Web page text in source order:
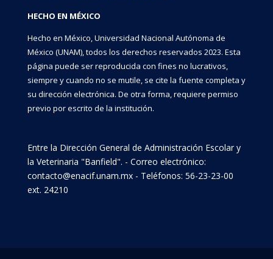
HECHO EN MÉXICO
Hecho en México, Universidad Nacional Autónoma de
México (UNAM), todos los derechos reservados 2023. Esta
página puede ser reproducida con fines no lucrativos,
siempre y cuando no se mutile, se cite la fuente completa y
su dirección electrónica. De otra forma, requiere permiso
previo por escrito de la institución.
Entre la Dirección General de Administración Escolar y
la Veterinaria "Banfield". - Correo electrónico:
contacto@enacif.unam.mx - Teléfonos: 56-23-23-00
ext. 24210